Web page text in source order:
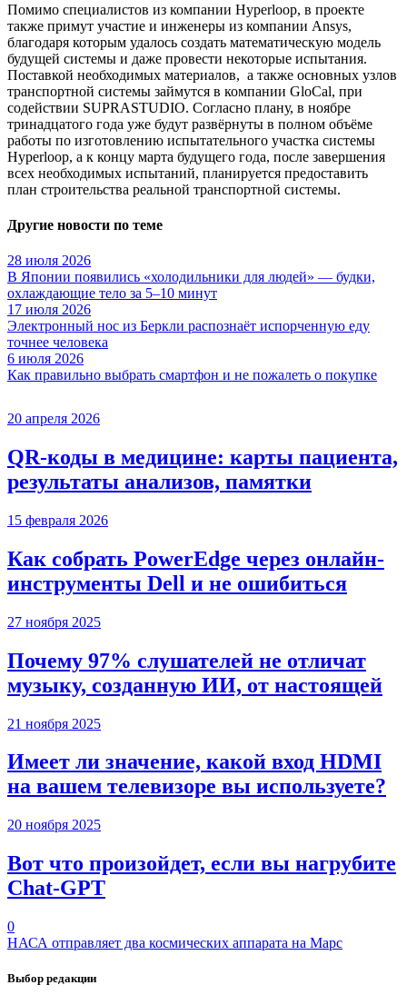
Помимо специалистов из компании Hyperloop, в проекте
также примут участие и инженеры из компании Ansys,
благодаря которым удалось создать математическую модель
будущей системы и даже провести некоторые испытания.
Поставкой необходимых материалов, а также основных узлов
транспортной системы займутся в компании GloCal, при
содействии SUPRASTUDIO. Согласно плану, в ноябре
тринадцатого года уже будут развёрнуты в полном объёме
работы по изготовлению испытательного участка системы
Hyperloop, а к концу марта будущего года, после завершения
всех необходимых испытаний, планируется предоставить
план строительства реальной транспортной системы.
Другие новости по теме
28 июля 2026
В Японии появились «холодильники для людей» — будки,
охлаждающие тело за 5–10 минут
17 июля 2026
Электронный нос из Беркли распознаёт испорченную еду
точнее человека
6 июля 2026
Как правильно выбрать смартфон и не пожалеть о покупке
20 апреля 2026
QR-коды в медицине: карты пациента,
результаты анализов, памятки
15 февраля 2026
Как собрать PowerEdge через онлайн-
инструменты Dell и не ошибиться
27 ноября 2025
Почему 97% слушателей не отличат
музыку, созданную ИИ, от настоящей
21 ноября 2025
Имеет ли значение, какой вход HDMI
на вашем телевизоре вы используете?
20 ноября 2025
Вот что произойдет, если вы нагрубите
Chаt-GPT
0
НАСА отправляет два космических аппарата на Марс
Выбор редакции